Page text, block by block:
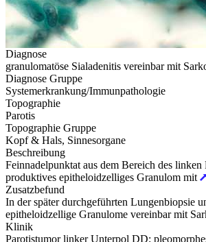
Diagnose
granulomatöse Sialadenitis vereinbar mit
Diagnose Gruppe
Systemerkrankung/Immunpathologie
Topographie
Parotis
Topographie Gruppe
Kopf & Hals, Sinnesorgane
Beschreibung
Feinnadelpunktat aus dem Bereich des
produktives epitheloidzelliges Granulom mit
Zusatzbefund
In der später durchgeführten Lungenbiopsie
epitheloidzellige Granulome vereinbar mit
Klinik
Parotistumor linker Unterpol DD: